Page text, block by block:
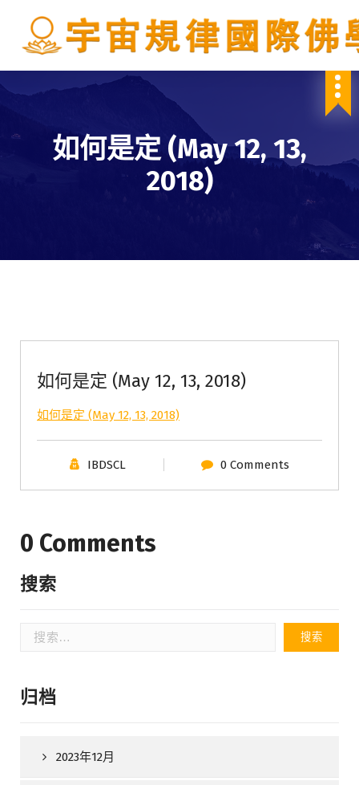
如何是定 (May 12, 13,
2018)
如何是定 (May 12, 13, 2018)
如何是定 (May 12, 13, 2018)
IBDSCL 0 Comments
0 Comments
搜索
归档
2023年12月